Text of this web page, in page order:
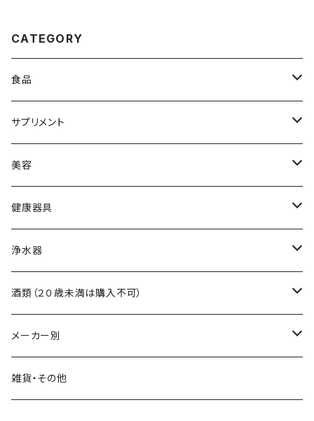
CATEGORY
食品
黒酢
食用油
調味料
自然食品
サプリメント
アミノ酸
ビタミン
ミネラル
食物繊維
美容
スキンケア
ヘアケア
健康器具
吸い玉医療器
吸い玉用部品
浄水器
浄水器本体
浄水器交換フィルター
浄水器部品
酒類（２０歳未満は購入不可）
ワイン
日本酒
メーカー別
霧島黒酢
雑貨・その他